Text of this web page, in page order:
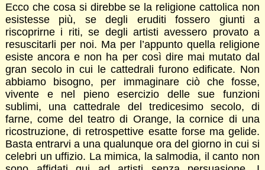
Ecco che cosa si direbbe se la religione cattolica non
esistesse più, se degli eruditi fossero giunti a
riscoprirne i riti, se degli artisti avessero provato a
resuscitarli per noi. Ma per l’appunto quella religione
esiste ancora e non ha per così dire mai mutato dal
gran secolo in cui le cattedrali furono edificate. Non
abbiamo bisogno, per immaginare ciò che fosse,
vivente e nel pieno esercizio delle sue funzioni
sublimi, una cattedrale del tredicesimo secolo, di
farne, come del teatro di Orange, la cornice di una
ricostruzione, di retrospettive esatte forse ma gelide.
Basta entrarvi a una qualunque ora del giorno in cui si
celebri un uffizio. La mimica, la salmodia, il canto non